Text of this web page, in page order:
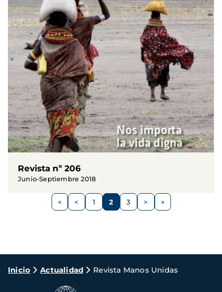
Revista nº 206
Junio-Septiembre 2018
Paginación
Página
< Página
1 Página
2 Página
3
Siguiente
>
Ruta
Inicio Actualidad Revista Manos Unidas